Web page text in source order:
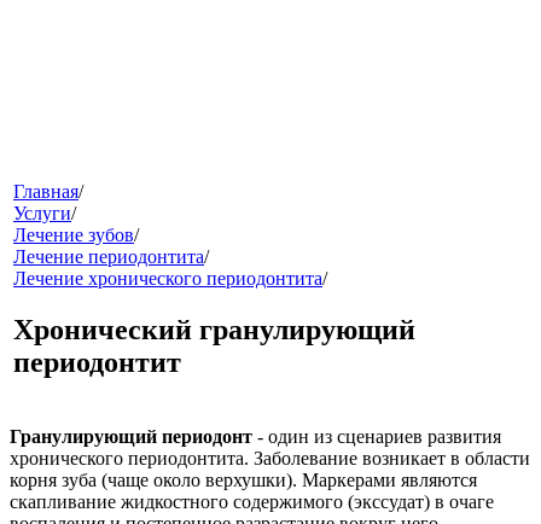
меню
Главная/
Услуги/
Лечение зубов/
Лечение периодонтита/
Лечение хронического периодонтита/
Хронический гранулирующий
периодонтит
Гранулирующий периодонт - один из сценариев развития
хронического периодонтита. Заболевание возникает в области
корня зуба (чаще около верхушки). Маркерами являются
скапливание жидкостного содержимого (экссудат) в очаге